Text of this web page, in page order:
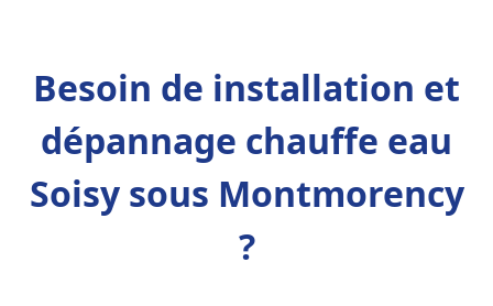
Besoin de installation et
dépannage chauffe eau
Soisy sous Montmorency
?